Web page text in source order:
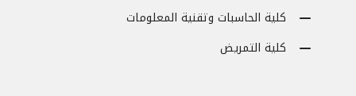
كلية الحاسبات وتقنية المعلومات
كلية التمريض